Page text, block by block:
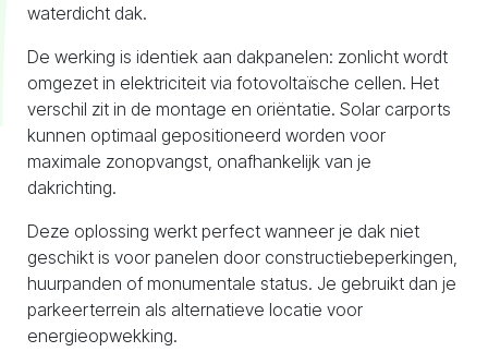
waterdicht dak.
De werking is identiek aan dakpanelen: zonlicht wordt
omgezet in elektriciteit via fotovoltaïsche cellen. Het
verschil zit in de montage en oriëntatie. Solar carports
kunnen optimaal gepositioneerd worden voor
maximale zonopvangst, onafhankelijk van je
dakrichting.
Deze oplossing werkt perfect wanneer je dak niet
geschikt is voor panelen door constructiebeperkingen,
huurpanden of monumentale status. Je gebruikt dan je
parkeerterrein als alternatieve locatie voor
energieopwekking.